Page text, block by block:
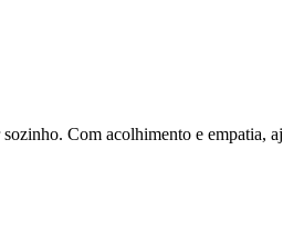
Com acolhimento e empatia,